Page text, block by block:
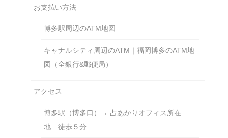
お支払い方法
博多駅周辺のATM地図
キャナルシティ周辺のATM｜福岡博多のATM地
図（全銀行&郵便局）
アクセス
博多駅（博多口）→ 占あかりオフィス所在
地 徒歩５分